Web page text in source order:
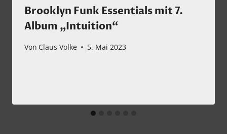
Brooklyn Funk Essentials mit 7.
Album „Intuition“
Von Claus Volke 5. Mai 2023